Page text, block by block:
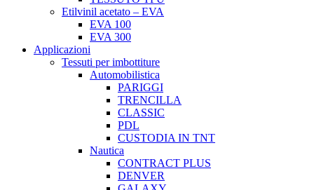
Etilvinil acetato – EVA
EVA 100
EVA 300
Applicazioni
Tessuti per imbottiture
Automobilistica
PARIGGI
TRENCILLA
CLASSIC
PDL
CUSTODIA IN TNT
Nautica
CONTRACT PLUS
DENVER